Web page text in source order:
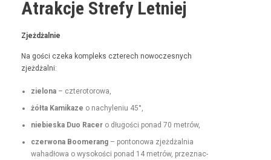
Atrakcje Strefy Letniej
Zjeżdżal­nie
Na goś­ci czeka kom­pleks czterech nowoczes­nych
zjeżdżalni:
zielona– czterotorowa,
żół­ta Kamikaze o nachyle­niu 45°,
niebies­ka Duo Rac­ero dłu­goś­ci pon­ad 70 metrów,
czer­wona Boomerang– pontonowa zjeżdżal­nia
wahadłowa o wysokoś­ci pon­ad 14 metrów, przez­nac­